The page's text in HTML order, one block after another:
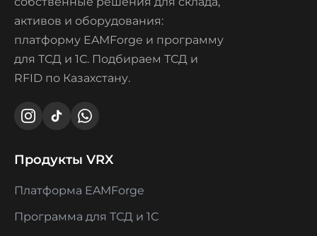
активов и оборудования:
платформу EAMForge и программу
для ТСД и 1С. Подбираем ТСД и
RFID по Казахстану.
Продукты VRX
Платформа EAMForge
Программа для ТСД и 1С